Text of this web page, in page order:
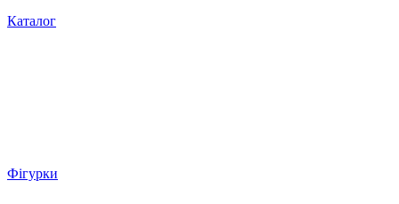
Каталог
Фігурки